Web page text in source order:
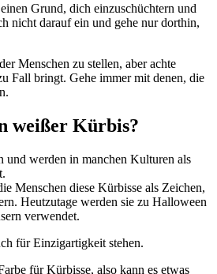
Grund, dich einzuschüchtern und
nicht darauf ein und gehe nur dorthin,
Menschen zu stellen, aber achte
Fall bringt. Gehe immer mit denen, die
weißer Kürbis?
und werden in manchen Kulturen als
Menschen diese Kürbisse als Zeichen,
Heutzutage werden sie zu Halloween
verwendet.
für Einzigartigkeit stehen.
für Kürbisse, also kann es etwas